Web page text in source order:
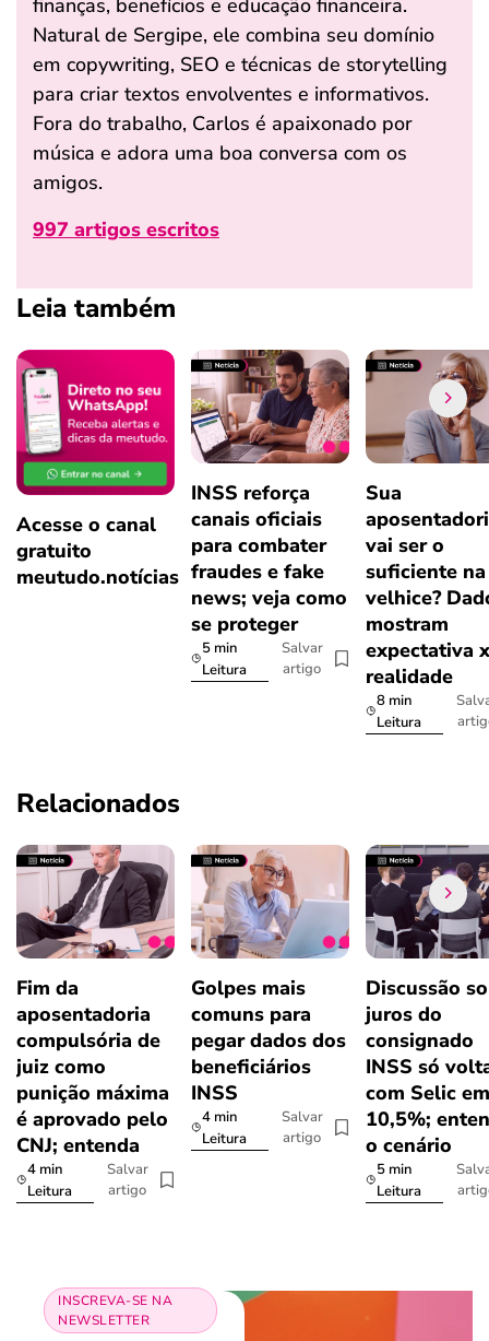
Natural de Sergipe, ele combina seu domínio
em copywriting, SEO e técnicas de storytelling
para criar textos envolventes e informativos.
Fora do trabalho, Carlos é apaixonado por
música e adora uma boa conversa com os
amigos.
997 artigos escritos
Leia também
Acesse o canal
gratuito
meutudo.notícias
INSS reforça
canais oficiais
para combater
fraudes e fake
news; veja como
se proteger
5 min
Leitura
Salvar
artigo
Sua
vai ser o
suficiente na
velhice?
mostram
expectativa x
realidade
8 min
Leitura
Relacionados
Fim da
aposentadoria
compulsória de
juiz como
punição máxima
é aprovado pelo
CNJ; entenda
4 min
Leitura
Salvar
artigo
Golpes mais
comuns para
pegar dados dos
beneficiários
INSS
4 min
Leitura
Salvar
artigo
Discussão
juros do
consignado
INSS só
com Selic em
10,5%;
o cenário
5 min
Leitura
INSCREVA-SE NA
NEWSLETTER